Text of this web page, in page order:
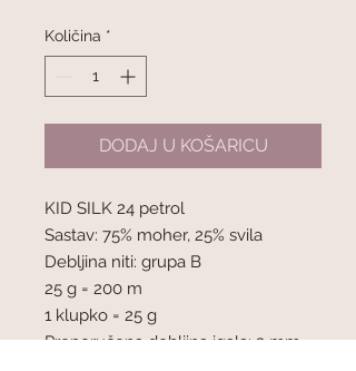
Količina *
DODAJ U KOŠARICU
KID SILK 24 petrol
Sastav: 75% moher, 25% svila
Debljina niti: grupa B
25 g = 200 m
1 klupko = 25 g
Preporučena debljina igala: 3 mm